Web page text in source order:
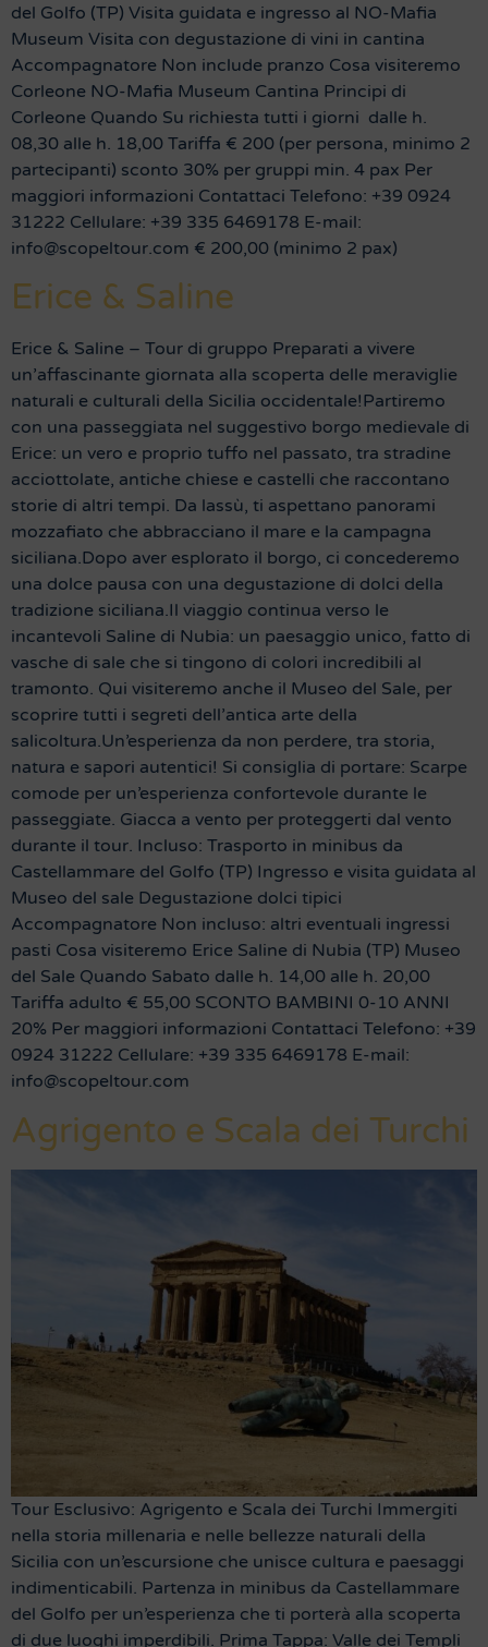
del Golfo (TP) Visita guidata e ingresso al NO-Mafia
Museum Visita con degustazione di vini in cantina
Accompagnatore Non include pranzo Cosa visiteremo
Corleone NO-Mafia Museum Cantina Principi di
Corleone Quando Su richiesta tutti i giorni dalle h.
08,30 alle h. 18,00 Tariffa € 200 (per persona, minimo 2
partecipanti) sconto 30% per gruppi min. 4 pax Per
maggiori informazioni Contattaci Telefono: +39 0924
31222 Cellulare: +39 335 6469178 E-mail:
info@scopeltour.com € 200,00 (minimo 2 pax)
Erice & Saline
Erice & Saline – Tour di gruppo Preparati a vivere
un’affascinante giornata alla scoperta delle meraviglie
naturali e culturali della Sicilia occidentale!Partiremo
con una passeggiata nel suggestivo borgo medievale di
Erice: un vero e proprio tuffo nel passato, tra stradine
acciottolate, antiche chiese e castelli che raccontano
storie di altri tempi. Da lassù, ti aspettano panorami
mozzafiato che abbracciano il mare e la campagna
siciliana.Dopo aver esplorato il borgo, ci concederemo
una dolce pausa con una degustazione di dolci della
tradizione siciliana.Il viaggio continua verso le
incantevoli Saline di Nubia: un paesaggio unico, fatto di
vasche di sale che si tingono di colori incredibili al
tramonto. Qui visiteremo anche il Museo del Sale, per
scoprire tutti i segreti dell’antica arte della
salicoltura.Un’esperienza da non perdere, tra storia,
natura e sapori autentici! Si consiglia di portare: Scarpe
comode per un’esperienza confortevole durante le
passeggiate. Giacca a vento per proteggerti dal vento
durante il tour. Incluso: Trasporto in minibus da
Castellammare del Golfo (TP) Ingresso e visita guidata al
Museo del sale Degustazione dolci tipici
Accompagnatore Non incluso: altri eventuali ingressi
pasti Cosa visiteremo Erice Saline di Nubia (TP) Museo
del Sale Quando Sabato dalle h. 14,00 alle h. 20,00
Tariffa adulto € 55,00 SCONTO BAMBINI 0-10 ANNI
20% Per maggiori informazioni Contattaci Telefono: +39
0924 31222 Cellulare: +39 335 6469178 E-mail:
info@scopeltour.com
Agrigento e Scala dei Turchi
Tour Esclusivo: Agrigento e Scala dei Turchi Immergiti
nella storia millenaria e nelle bellezze naturali della
Sicilia con un’escursione che unisce cultura e paesaggi
indimenticabili. Partenza in minibus da Castellammare
del Golfo per un’esperienza che ti porterà alla scoperta
di due luoghi imperdibili. Prima Tappa: Valle dei Templi